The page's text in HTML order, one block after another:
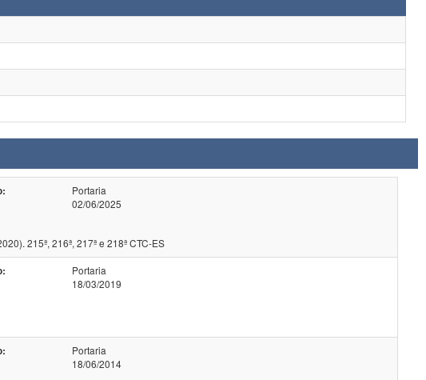
Portaria
02/06/2025
215ª, 216ª, 217ª e 218ª CTC-ES
Portaria
18/03/2019
Portaria
18/06/2014